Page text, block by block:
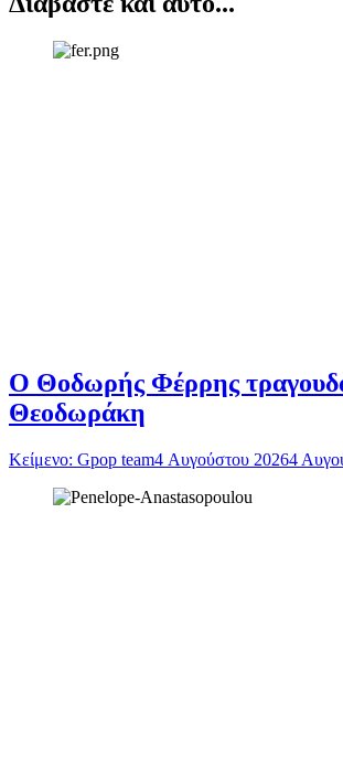
Ο Θοδωρής Φέρρης
Θεοδωράκη
Κείμενο: Gpop team4 Αυγούστου 20264